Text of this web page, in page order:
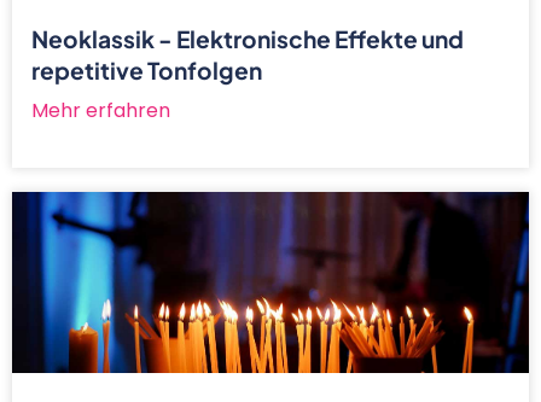
Neoklassik - Elektronische Effekte und
repetitive Tonfolgen
Mehr erfahren